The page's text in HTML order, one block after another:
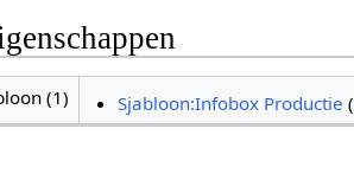
(1) Sjabloon:Infobox Productie (